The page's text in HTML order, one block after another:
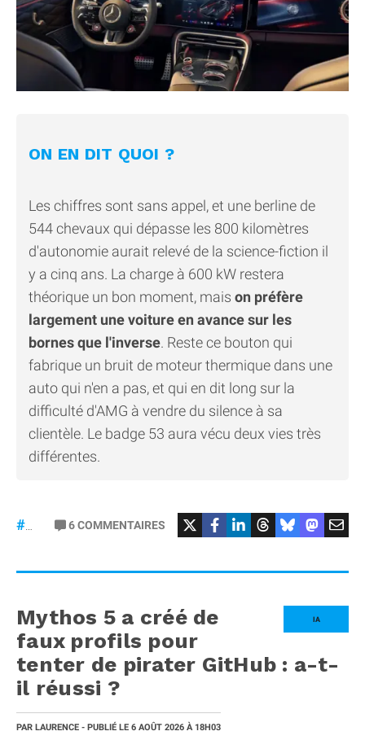
ON EN DIT QUOI ?
Les chiffres sont sans appel, et une berline de
544 chevaux qui dépasse les 800 kilomètres
d'autonomie aurait relevé de la science-fiction il
y a cinq ans. La charge à 600 kW restera
théorique un bon moment, mais on préfère
largement une voiture en avance sur les
bornes que l'inverse. Reste ce bouton qui
fabrique un bruit de moteur thermique dans une
auto qui n'en a pas, et qui en dit long sur la
difficulté d'AMG à vendre du silence à sa
clientèle. Le badge 53 aura vécu deux vies très
différentes.
#Mercedes
6COMMENTAIRES
IA
Mythos 5 a créé de
faux profils pour
tenter de pirater GitHub : a-t-
il réussi ?
PAR LAURENCE - PUBLIÉ LE 6 AOÛT 2026 À 18H03